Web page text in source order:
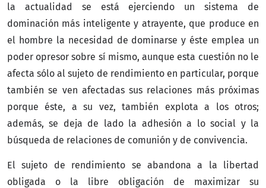
la actualidad se está ejerciendo un sistema de
dominación más inteligente y atrayente, que produce en
el hombre la necesidad de dominarse y éste emplea un
poder opresor sobre sí mismo, aunque esta cuestión no le
afecta sólo al sujeto de rendimiento en particular, porque
también se ven afectadas sus relaciones más próximas
porque éste, a su vez, también explota a los otros;
además, se deja de lado la adhesión a lo social y la
búsqueda de relaciones de comunión y de convivencia.
El sujeto de rendimiento se abandona a la libertad
obligada o la libre obligación de maximizar su